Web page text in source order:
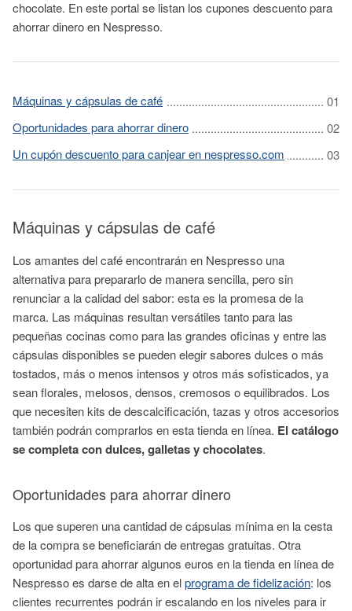
chocolate. En este portal se listan los cupones descuento para
ahorrar dinero en Nespresso.
Máquinas y cápsulas de café
Oportunidades para ahorrar dinero
Un cupón descuento para canjear en nespresso.com
Máquinas y cápsulas de café
Los amantes del café encontrarán en Nespresso una
alternativa para prepararlo de manera sencilla, pero sin
renunciar a la calidad del sabor: esta es la promesa de la
marca. Las máquinas resultan versátiles tanto para las
pequeñas cocinas como para las grandes oficinas y entre las
cápsulas disponibles se pueden elegir sabores dulces o más
tostados, más o menos intensos y otros más sofisticados, ya
sean florales, melosos, densos, cremosos o equilibrados. Los
que necesiten kits de descalcificación, tazas y otros accesorios
también podrán comprarlos en esta tienda en línea. El catálogo
se completa con dulces, galletas y chocolates.
Oportunidades para ahorrar dinero
Los que superen una cantidad de cápsulas mínima en la cesta
de la compra se beneficiarán de entregas gratuitas. Otra
oportunidad para ahorrar algunos euros en la tienda en línea de
Nespresso es darse de alta en elprograma de fidelización: los
clientes recurrentes podrán ir escalando en los niveles para ir